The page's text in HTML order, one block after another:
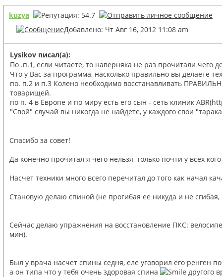
kuzya
Добавлено: Чт Авг 16, 2012 11:08 am
Lysikov писал(а):
По .п.1, если читаете, то наверняка не раз прочитали чего
Что у Вас за программа, насколько правильно вы делаете
по. п.2 и п.3 Колено необходимо восстанавливать
товарищей.
по п. 4 в Европе и по миру есть его сын - сеть клиник
"Свой" случай вы никогда не найдете, у каждого свои
Спасибо за совет!
Да конечно прочитал я чего нельзя, только почти у всех
Насчет техники много всего перечитал до того как начал
Становую делаю спиной (не прогибая ее никуда и не
Сейчас делаю упражнения на восстановление ПКС:
мин).
Был у врача насчет спины седня, еле уговорил его ренген
а он типа что у тебя очень здоровая спина
другого